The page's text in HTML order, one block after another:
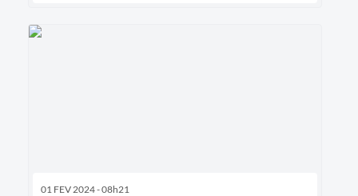
01 FEV 2024 - 08h21